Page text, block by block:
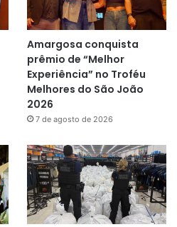
Amargosa conquista
prêmio de “Melhor
Experiência” no Troféu
Melhores do São João
2026
7 de agosto de 2026